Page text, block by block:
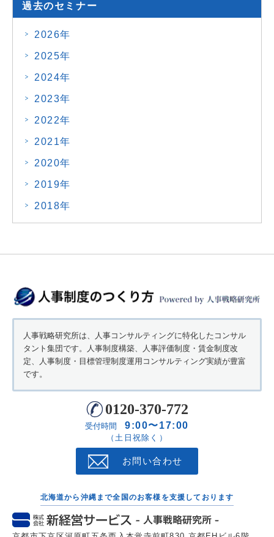
過去のセミナー
2026年
2025年
2024年
2023年
2022年
2021年
2020年
2019年
2018年
人事戦略研究所は、人事コンサルティングに特化したコンサル
タント集団です。人事制度構築、人事評価制度・賃金制度改
定、人事制度・目標管理制度運用コンサルティング実績が豊富
です。
0120-370-772
受付時間 9:00〜17:00
（土日祝除く）
お問い合わせ
北海道から沖縄まで全国のお客様を支援しております